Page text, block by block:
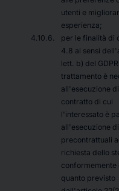
utenti e
esperienza;
per le finalità di
4.8 ai sensi
lett. b) del
trattamento è
all'esecuzione
contratto di cui
l'interessato è
all'esecuzione
precontrattuali
richiesta dello
conformemente
quanto previsto